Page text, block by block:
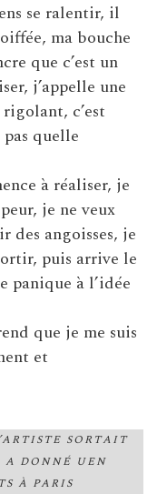
se ralentir, il
ma bouche
que c’est un
j’appelle une
c’est
quelle
à réaliser, je
je ne veux
des angoisses, je
puis arrive le
panique à l’idée
que je me suis
et
SORTAIT
A DONNÉ UEN
À PARIS